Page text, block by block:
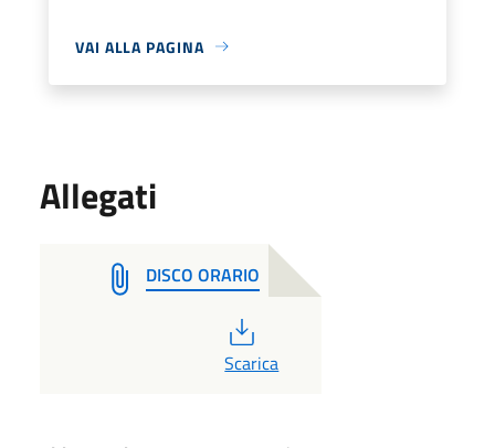
VAI ALLA PAGINA
Allegati
DISCO ORARIO
PDF
Scarica